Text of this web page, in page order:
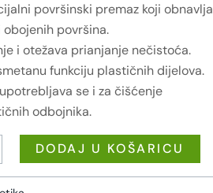
površinski premaz koji obnavlja
površina.
i otežava prianjanje nečistoća.
funkciju plastičnih dijelova.
se i za čišćenje
odbojnika.
DODAJ U KOŠARICU